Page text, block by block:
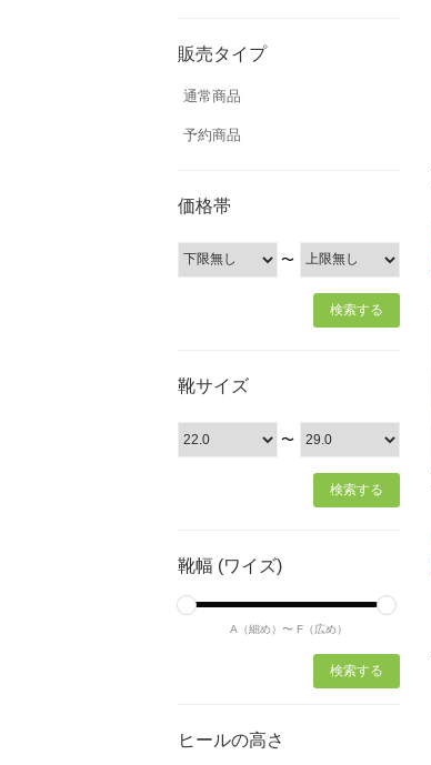
販売タイプ
通常商品
予約商品
価格帯
〜
靴サイズ
〜
靴幅 (ワイズ)
A（細め）〜 F（広め）
ヒールの高さ